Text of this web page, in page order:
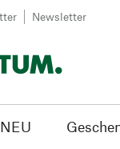
Newsletter
NEU